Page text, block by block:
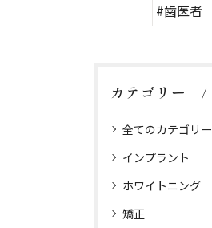
#歯医者
カテゴリー
全てのカテゴリー
インプラント
ホワイトニング
矯正